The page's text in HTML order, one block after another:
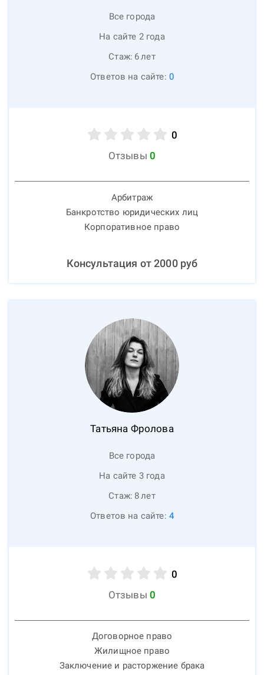
Все города
На сайте 2 года
Стаж: 6лет
Ответов на сайте: 0
0
Отзывы 0
Арбитраж
Банкротство юридических лиц
Корпоративное право
Консультация от2000руб
Татьяна Фролова
Все города
На сайте 3 года
Стаж: 8лет
Ответов на сайте: 4
0
Отзывы 0
Договорное право
Жилищное право
Заключение и расторжение брака